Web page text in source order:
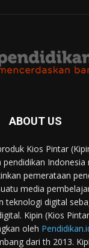
ABOUT US
Kios Pintar
Indonesia
pemerataan
media
teknologi digital
Kipin (Kios
oleh
dari th 2013.